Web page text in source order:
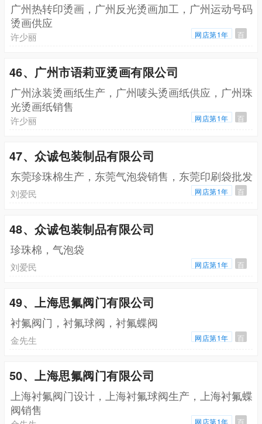
广州热转印烫画，广州反光烫画加工，广州运动号码
烫画供应
许少丽 网店第1年 百
46、广州市语莉亚烫画有限公司
广州泳装烫画纸生产，广州唛头烫画纸供应，广州珠
光烫画纸销售
许少丽 网店第1年 百
47、众诚包装制品有限公司
东莞珍珠棉生产，东莞气泡袋销售，东莞印刷袋批发
刘爱民 网店第1年 百
48、众诚包装制品有限公司
珍珠棉，气泡袋
刘爱民 网店第1年 百
49、上海思氟阀门有限公司
衬氟阀门，衬氟球阀，衬氟蝶阀
金先生 网店第1年 百
50、上海思氟阀门有限公司
上海衬氟阀门设计，上海衬氟球阀生产，上海衬氟蝶
阀销售
网店第1年 百